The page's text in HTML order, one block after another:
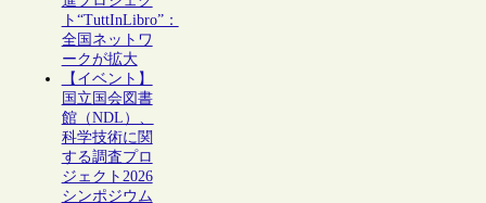
ト“TuttInLibro”：
全国ネットワ
ークが拡大
【イベント】
国立国会図書
館（NDL）、
科学技術に関
する調査プロ
ジェクト2026
シンポジウム